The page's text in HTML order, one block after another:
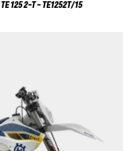
TE 125 2-T - TE1252T/15